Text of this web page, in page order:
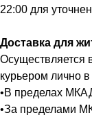
22:00 для
Доставка для
Осуществляется
курьером лично в
•В пределах
•За пределами